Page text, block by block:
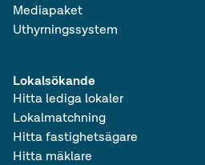
Lokalsökande
Hitta lediga lokaler
Lokalmatchning
Hitta fastighetsägare
Hitta mäklare
Mediapaket
Uthyrningssystem